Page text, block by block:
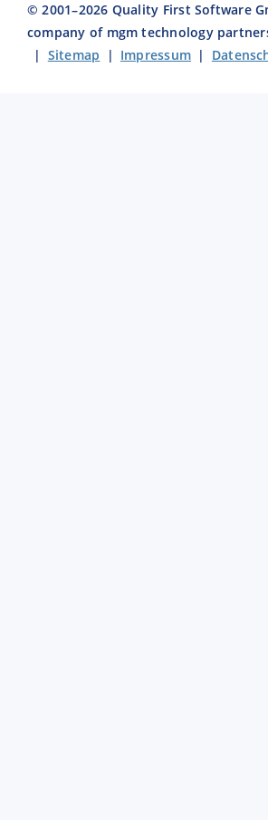
© 2001–2026 Quality First Software
company of mgm technology
| Sitemap | Impressum |